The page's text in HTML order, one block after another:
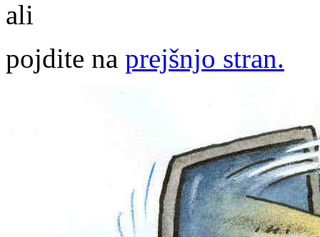
ali
pojdite na prejšnjo stran.